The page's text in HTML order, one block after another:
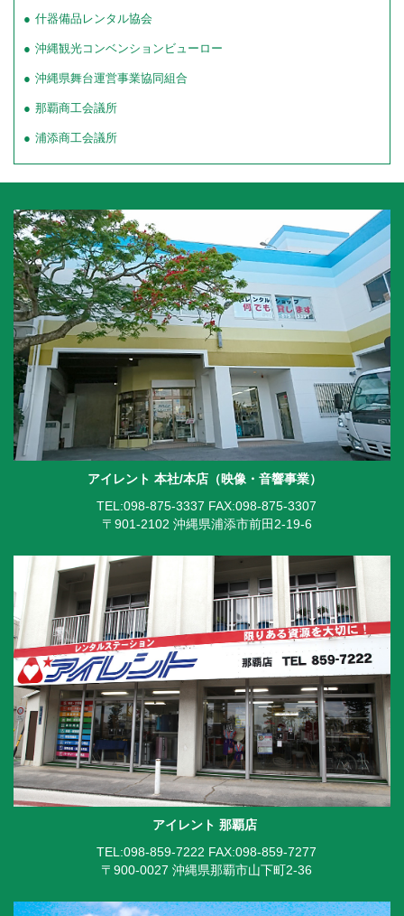
什器備品レンタル協会
沖縄観光コンベンションビューロー
沖縄県舞台運営事業協同組合
那覇商工会議所
浦添商工会議所
アイレント 本社/本店（映像・音響事業）
TEL:098-875-3337 FAX:098-875-3307
〒901-2102 沖縄県浦添市前田2-19-6
アイレント 那覇店
TEL:098-859-7222 FAX:098-859-7277
〒900-0027 沖縄県那覇市山下町2-36